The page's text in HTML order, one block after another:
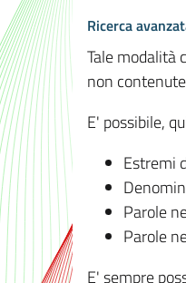
Ricerca
Tale modalità
non
E' possibile,
Estremi
Parole
Parole
E' sempre